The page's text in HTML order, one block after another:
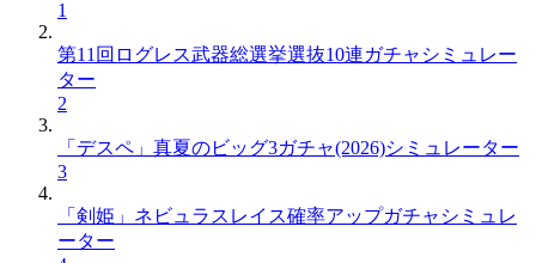
1
第11回ログレス武器総選挙選抜10連ガチャシミュレー
ター
2
「デスペ」真夏のビッグ3ガチャ(2026)シミュレーター
3
「剣姫」ネビュラスレイス確率アップガチャシミュレ
ーター